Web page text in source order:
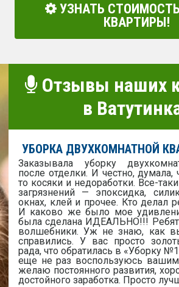
УЗНАТЬ
КВАРТИРЫ!
Отзывы наших
в
УБОРКА ДВУХКОМНАТНОЙ
Заказывала уборку
после отделки. И честно, думала,
то косяки и недоработки. Все-
загрязнений — эпоксидка,
окнах, клей и прочее. Кто делал
И каково же было мое
была сделана ИДЕАЛЬНО!!!
волшебники. Уж не знаю, как
справились. У вас просто
рада, что обратилась в «Уборку
еще не раз воспользуюсь
желаю постоянного развития,
достойного заработка. Просто